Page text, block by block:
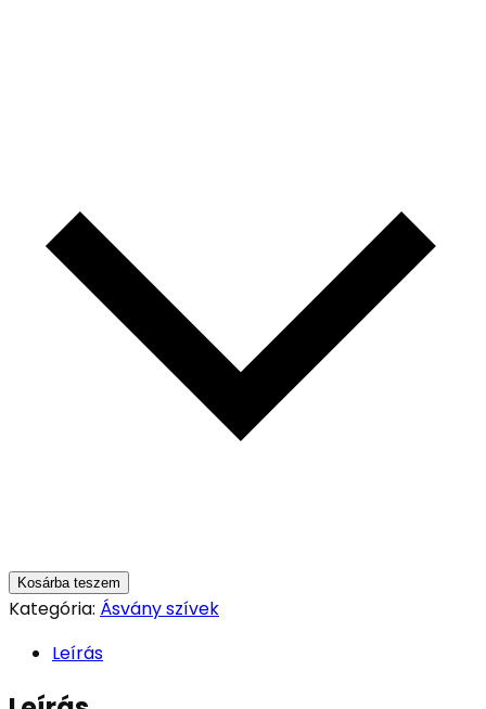
Kosárba teszem
Kategória: Ásvány szívek
Leírás